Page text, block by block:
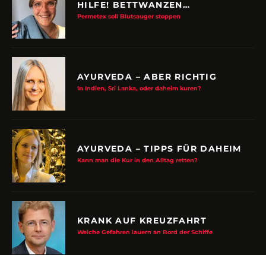
HILFE! BETTWANZEN…
Permetex soll Blutsauger stoppen
AYURVEDA – ABER RICHTIG
In Indien, Sri Lanka, oder daheim kuren?
AYURVEDA – TIPPS FÜR DAHEIM
Kann man die Kur in den Alltag retten?
KRANK AUF KREUZFAHRT
Welche Gefahren lauern an Bord der Schiffe